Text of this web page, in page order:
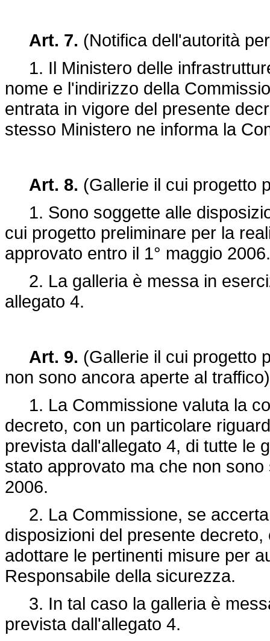
Art. 7. (Notifica dell'autorità
1. Il Ministero delle
nome e l'indirizzo della
entrata in vigore del presente
stesso Ministero ne informa la
Art. 8. (Gallerie il cui progetto
1. Sono soggette alle
cui progetto preliminare per la
approvato entro il 1° maggio 2006.
2. La galleria è messa in
allegato 4.
Art. 9. (Gallerie il cui progetto
non sono ancora aperte al traffico)
1. La Commissione valuta la
decreto, con un particolare
prevista dall'allegato 4, di tutte le
stato approvato ma che non
2006.
2. La Commissione, se accerta
disposizioni del presente
adottare le pertinenti misure per
Responsabile della sicurezza.
3. In tal caso la galleria è
prevista dall'allegato 4.